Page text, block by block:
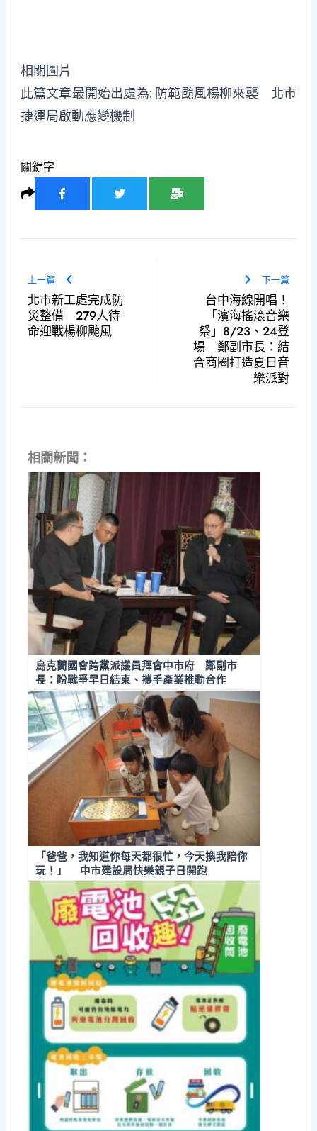
相關圖片
此篇文章最開始出處為: 防範颱風楊柳來襲 北市
捷運局啟動應變機制
關鍵字
上一篇
北市新工處完成防
災整備 279人待
命迎戰楊柳颱風
下一篇
台中海線開唱！
「濱海搖滾音樂
祭」8/23、24登
場 鄭副市長：結
合商圈打造夏日音
樂派對
相關新聞：
烏克蘭國會跨黨派議員拜會中市府 鄭副市
長：盼戰爭早日結束、攜手產業推動合作
「爸爸，我知道你每天都很忙，今天換我陪你
玩！」 中市建設局快樂親子日開跑